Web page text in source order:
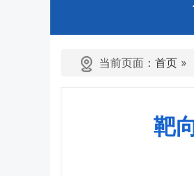
当前页面： 首页 »
靶